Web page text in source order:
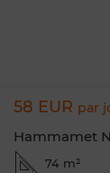
58 EUR par
Hammamet
74 m²